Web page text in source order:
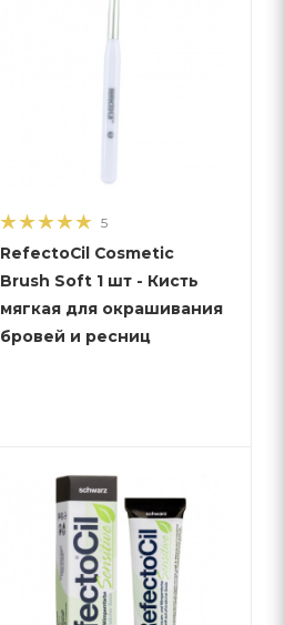
5
RefectoCil Cosmetic
Brush Soft 1 шт - Кисть
мягкая для окрашивания
бровей и ресниц